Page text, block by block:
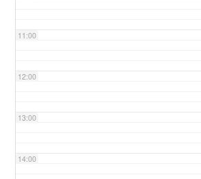
11:00
12:00
13:00
14:00